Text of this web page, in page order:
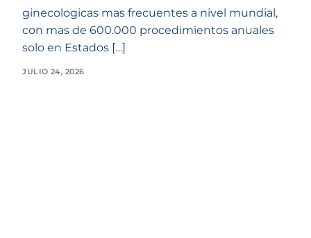
ginecologicas mas frecuentes a nivel mundial,
con mas de 600.000 procedimientos anuales
solo en Estados […]
JULIO 24, 2026